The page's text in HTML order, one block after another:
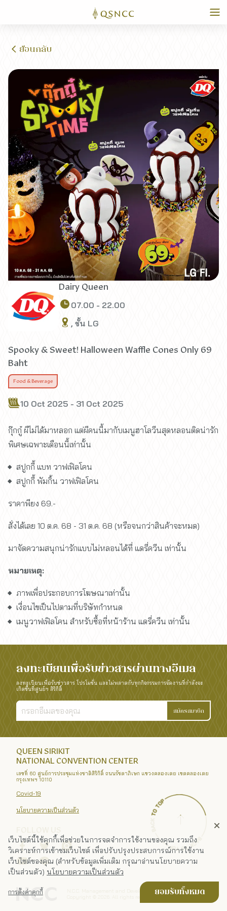
ย้อนกลับ
Dairy Queen
07.00 - 22.00
, ชั้น LG
Spooky & Sweet! Halloween Waffle Cones Only 69
Baht
Food & Beverage
10 Oct 2025 - 31 Oct 2025
กุ๊กกู๋ ผีไม่ได้มาหลอก แต่ผีคนนี้มากับเมนูฮาโลวีนสุดหลอนติดน่ารัก
พิเศษเฉพาะเดือนนี้เท่านั้น
สปูกกี้ แบท วาฟเฟิลโคน
สปูกกี้ พัมกิ้น วาฟเฟิลโคน
ราคาพียง 69.-
สั่งได้เลย 10 ต.ค. 68 - 31 ต.ค. 68 (หรือจนกว่าสินค้าจะหมด)
มาจัดความสนุกน่ารักแบบไม่หลอนได้ที่ แดรี่ควีน เท่านั้น
หมายเหตุ:
ภาพเพื่อประกอบการโฆษณาเท่านั้น
เงื่อนไขเป็นไปตามที่บริษัทกำหนด
เมนูวาฟเฟิลโคน สำหรับซื้อที่หน้าร้าน แดรี่ควีน เท่านั้น
ลงทะเบียนเพื่อรับข่าวสารผ่านทางอีเมล
ลงทะเบียนเพื่อรับข่าวสาร โปรโมชั่น และไม่พลาดกับทุกกิจกรรมการจัดงานที่กำลังจะ
เกิดขึ้นที่ศูนย์ฯ สิริกิติ์
สมัครสมาชิก
QUEEN SIRIKIT
NATIONAL CONVENTION CENTER
เลขที่ 60 ศูนย์การประชุมแห่งชาติสิริกิติ์ ถนนรัชดาภิเษก แขวงคลองเตย เขตคลองเตย
กรุงเทพฯ 10110
Covid-19
นโยบายความเป็นส่วนตัว
N.C.C. Management and Development Co., Ltd.
เว็บไซต์นี้ใช้คุกกี้เพื่อช่วยในการจดจำการใช้งานของคุณ รวมถึง
วิเคราะห์การเข้าชมเว็บไซต์ เพื่อปรับปรุงประสบการณ์การใช้งาน
เว็บไซต์ของคุณ (สำหรับข้อมูลเพิ่มเติม กรุณาอ่านนโยบายความ
เป็นส่วนตัว) นโยบายความเป็นส่วนตัว
ยอมรับทั้งหมด
การตั้งค่าคุกกี้